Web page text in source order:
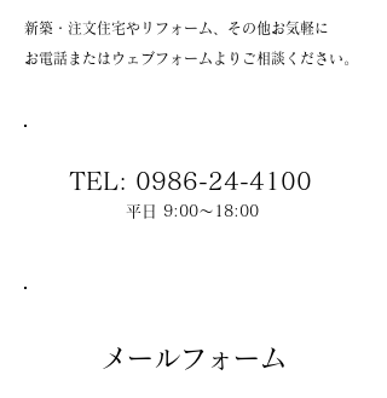
新築・注文住宅やリフォーム、その他お気軽に
お電話またはウェブフォームよりご相談ください。
TEL: 0986-24-4100
平日 9:00～18:00
メールフォーム